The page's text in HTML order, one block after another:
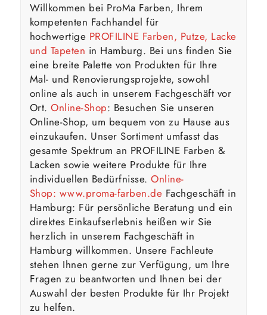
Willkommen bei ProMa Farben, Ihrem
kompetenten Fachhandel für
hochwertige PROFILINE Farben, Putze, Lacke
und Tapeten in Hamburg. Bei uns finden Sie
eine breite Palette von Produkten für Ihre
Mal- und Renovierungsprojekte, sowohl
online als auch in unserem Fachgeschäft vor
Ort.Online-Shop: Besuchen Sie unseren
Online-Shop, um bequem von zu Hause aus
einzukaufen. Unser Sortiment umfasst das
gesamte Spektrum an PROFILINE Farben &
Lacken sowie weitere Produkte für Ihre
individuellen Bedürfnisse.Online-
Shop: www.proma-farben.de Fachgeschäft in
Hamburg: Für persönliche Beratung und ein
direktes Einkaufserlebnis heißen wir Sie
herzlich in unserem Fachgeschäft in
Hamburg willkommen. Unsere Fachleute
stehen Ihnen gerne zur Verfügung, um Ihre
Fragen zu beantworten und Ihnen bei der
Auswahl der besten Produkte für Ihr Projekt
zu helfen.